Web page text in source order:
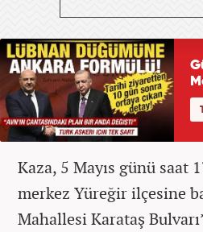
Kaza, 5 Mayıs günü saat
merkez Yüreğir ilçesine
Mahallesi Karataş